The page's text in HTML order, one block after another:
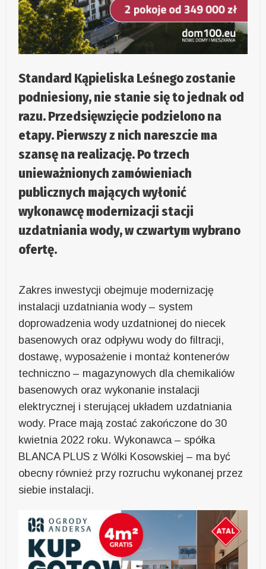
Standard Kąpieliska Leśnego zostanie
podniesiony, nie stanie się to jednak od
razu. Przedsięwzięcie podzielono na
etapy. Pierwszy z nich nareszcie ma
szansę na realizację. Po trzech
unieważnionych zamówieniach
publicznych mających wyłonić
wykonawcę modernizacji stacji
uzdatniania wody, w czwartym wybrano
ofertę.
Zakres inwestycji obejmuje modernizację
instalacji uzdatniania wody – system
doprowadzenia wody uzdatnionej do niecek
basenowych oraz odpływu wody do filtracji,
dostawę, wyposażenie i montaż kontenerów
techniczno – magazynowych dla chemikaliów
basenowych oraz wykonanie instalacji
elektrycznej i sterującej układem uzdatniania
wody. Prace mają zostać zakończone do 30
kwietnia 2022 roku. Wykonawca – spółka
BLANCA PLUS z Wólki Kosowskiej – ma być
obecny również przy rozruchu wykonanej przez
siebie instalacji.